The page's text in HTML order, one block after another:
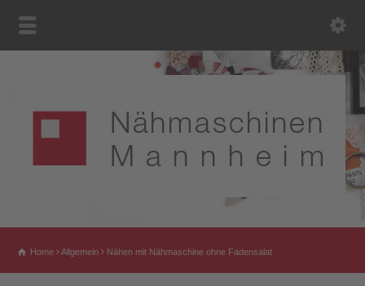
Home Allgemein Nähen mit Nähmaschine ohne Fadensalat